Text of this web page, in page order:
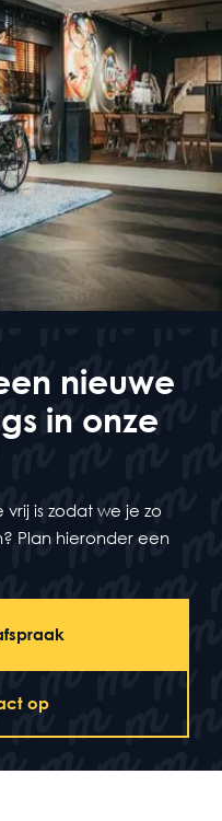
nieuwe
in onze
is zodat we je zo
Plan hieronder een
op